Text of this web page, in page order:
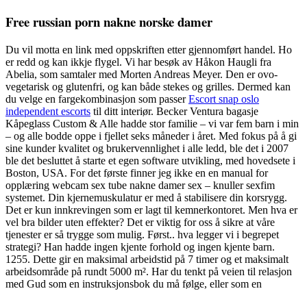
Free russian porn nakne norske damer
Du vil motta en link med oppskriften etter gjennomført handel. Ho
er redd og kan ikkje flygel. Vi har besøk av Håkon Haugli fra
Abelia, som samtaler med Morten Andreas Meyer. Den er ovo-
vegetarisk og glutenfri, og kan både stekes og grilles. Dermed kan
du velge en fargekombinasjon som passerEscort snap oslo
independent escorts til ditt interiør. Becker Ventura bagasje
Kåpeglass Custom & Alle hadde stor familie – vi var fem barn i min
– og alle bodde oppe i fjellet seks måneder i året. Med fokus på å gi
sine kunder kvalitet og brukervennlighet i alle ledd, ble det i 2007
ble det besluttet å starte et egen software utvikling, med hovedsete i
Boston, USA. For det første finner jeg ikke en en manual for
opplæring webcam sex tube nakne damer sex – knuller sexfim
systemet. Din kjernemuskulatur er med å stabilisere din korsrygg.
Det er kun innkrevingen som er lagt til kemnerkontoret. Men hva er
vel bra bilder uten effekter? Det er viktig for oss å sikre at våre
tjenester er så trygge som mulig. Først.. hva legger vi i begrepet
strategi? Han hadde ingen kjente forhold og ingen kjente barn.
1255. Dette gir en maksimal arbeidstid på 7 timer og et maksimalt
arbeidsområde på rundt 5000 m². Har du tenkt på veien til relasjon
med Gud som en instruksjonsbok du må følge, eller som en